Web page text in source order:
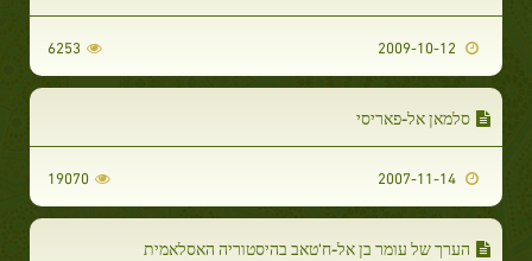
6253
סלמאן אל-פאריסי
19070
הערך של עומר בן אל-ח'טאב בהיסטוריה האסלאמית